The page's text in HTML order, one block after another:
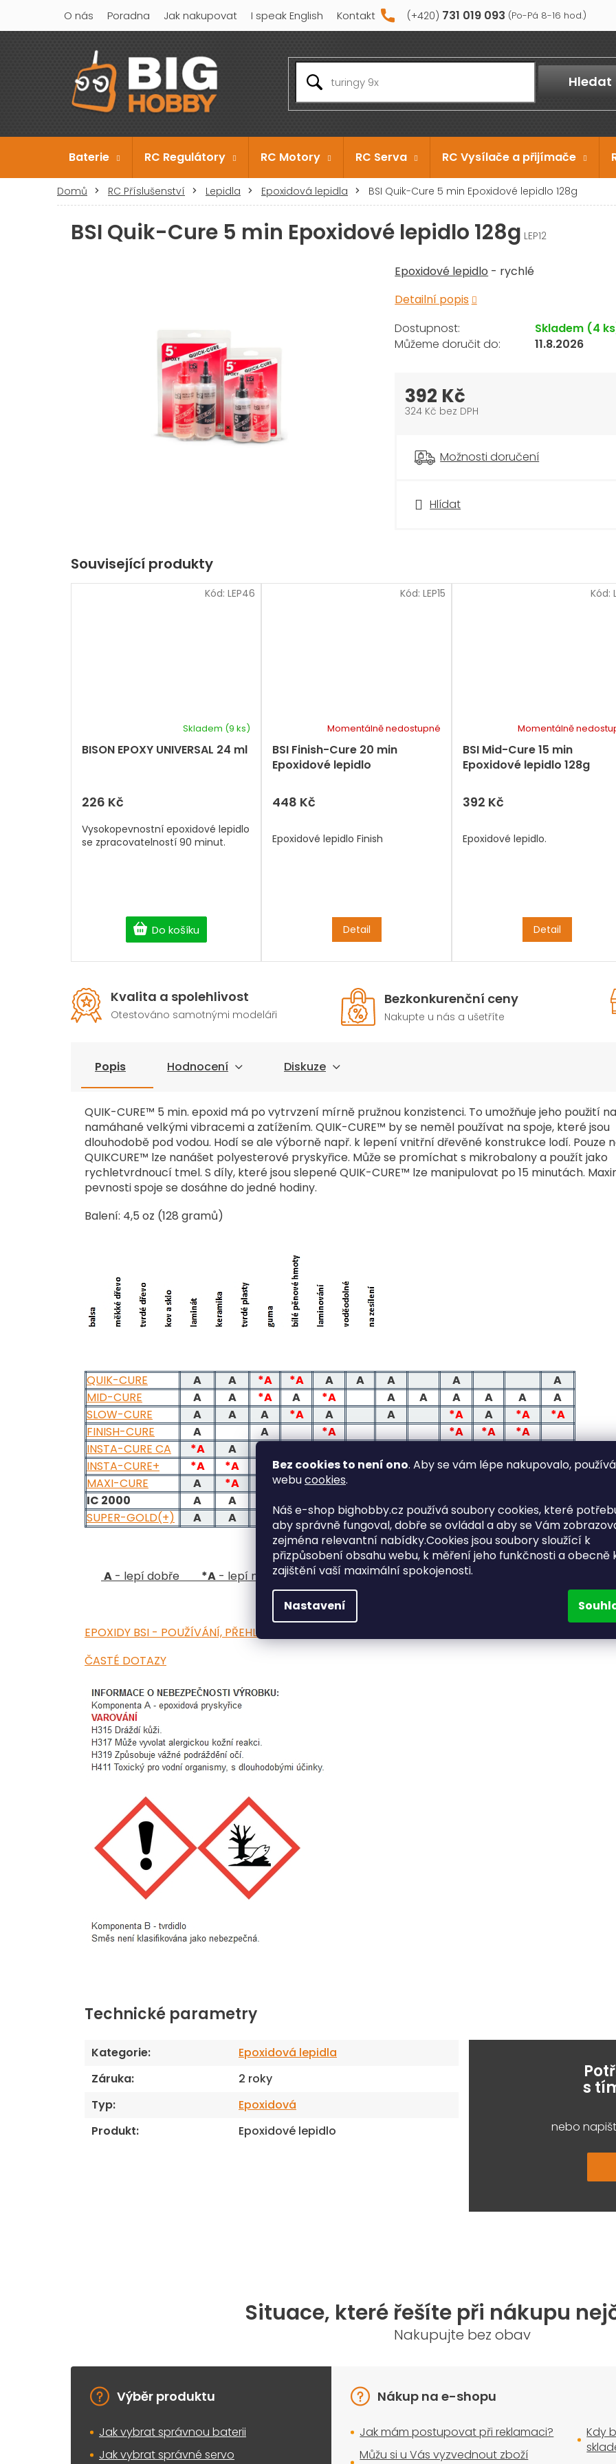
Bez cookies to není ono. Aby se vám lépe nakupovalo,
webucookies.
Náš e-shop bighobby.cz používá soubory cookies, které
aby správně fungoval, dobře se ovládal a aby se Vám
zejména relevantní nabídky.Cookies jsou soubory sloužící k
přizpůsobení obsahu webu, k měření jeho funkčnosti a obecně
zajištění vaší maximální spokojenosti.
Nastavení
obsah
731 019 093
O nás Poradna Jak nakupovat I speak English Kontakt
Hledat
Baterie RC Regulátory RC Motory RC Serva RC Vysílače a přijímače
Domů RC Příslušenství Lepidla Epoxidová lepidla BSI Quik-Cure 5 min Epoxidové lepidlo 128g
BSI Quik-Cure 5 min Epoxidové lepidlo 128g LEP12
Epoxidové lepidlo - rychlé
Detailní popis
Hlídat
Skladem (4
11.8.2026
392 Kč
324 Kč bez DPH
Možnosti doručení
Související produkty
BISON EPOXY UNIVERSAL 24 ml
Skladem (9 ks)
226 Kč
Do košíku
Vysokopevnostní epoxidové lepidlo
se zpracovatelností 90 minut.
Kód: LEP46
BSI Finish-Cure 20 min
Epoxidové lepidlo
Momentálně nedostupné
448 Kč
Detail
Epoxidové lepidlo Finish
Kód: LEP15
BSI Mid-Cure 15 min
Epoxidové lepidlo 128g
Momentálně
392 Kč
Detail
Epoxidové lepidlo.
Kód:
Kvalita a spolehlivost
Otestováno samotnými modeláři
Bezkonkurenční ceny
Nakupte u nás a ušetříte
Popis Hodnocení Diskuze
QUIK-CURE™ 5 min. epoxid má po vytrvzení mírně pružnou konzistenci. To umožňuje jeho použití
namáhané velkými vibracemi a zatížením. QUIK-CURE™ by se neměl používat na spoje, které jsou
dlouhodobě pod vodou. Hodí se ale výborně např. k lepení vnitřní dřevěné konstrukce lodí. Pouze
QUIKCURE™ lze nanášet polyesterové pryskyřice. Může se promíchat s mikrobalony a použít jako
rychletvrdnoucí tmel. S díly, které jsou slepené QUIK-CURE™ lze manipulovat po 15 minutách.
pevnosti spoje se dosáhne do jedné hodiny.
Balení: 4,5 oz (128 gramů)
QUIK-CURE A A *A *A A A A A
A
MID-CURE
A A *A A *A A A A A A
A
SLOW-CURE
A A A *A A A *A A *A
*A
FINISH-CURE
A A *A *A *A
*A
INSTA-CURE CA
*A A
INSTA-CURE+
*A *A A A A A A A A
A
MAXI-CURE
A *A *A *A
IC 2000
A A
SUPER-GOLD(+)
A A A A A A *A *A A A A
A - lepí dobře *A - lepí nejlépe
EPOXIDY BSI - POUŽÍVÁNÍ, PŘEHLED
ČASTÉ DOTAZY
Technické parametry
Kategorie:
Epoxidová lepidla
Záruka:
2 roky
Typ:
Epoxidová
Produkt: Epoxidové lepidlo
s
nebo
Situace, které řešíte při nákupu
Nakupujte bez obav
Výběr produktu
Jak vybrat správnou baterii
Jak vybrat správné servo
Nákup na e-shopu
Jak mám postupovat při reklamaci?
Můžu si u Vás vyzvednout zboží
Kdy